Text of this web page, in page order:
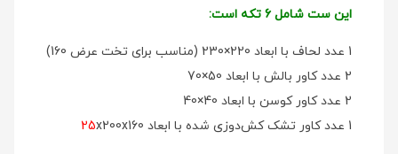
این ست شامل 6 تکه است:
1 عدد لحاف با ابعاد 220×230 (مناسب برای تخت عرض 160)
2 عدد کاور بالش با ابعاد 50×70
2 عدد کاور کوسن با ابعاد 40×40
1 عدد کاور تشک کش‌دوزی شده با ابعاد
25x200x160